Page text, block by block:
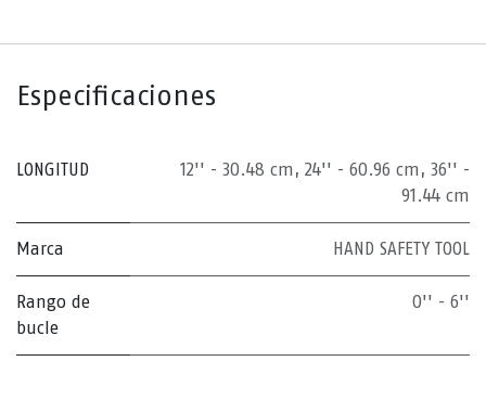
Especificaciones
LONGITUD 12'' - 30.48 cm , 24'' - 60.96 cm , 36'' -
91.44 cm
Marca HAND SAFETY TOOL
Rango de
bucle
0'' - 6''